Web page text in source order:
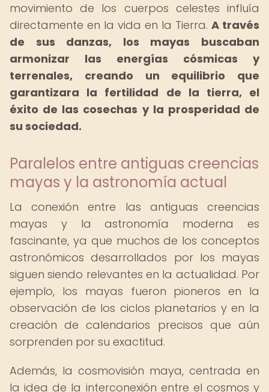
movimiento de los cuerpos celestes influía
directamente en la vida en la Tierra. A través
de sus danzas, los mayas buscaban
armonizar las energías cósmicas y
terrenales, creando un equilibrio que
garantizara la fertilidad de la tierra, el
éxito de las cosechas y la prosperidad de
su sociedad.
Paralelos entre antiguas creencias
mayas y la astronomía actual
La conexión entre las antiguas creencias
mayas y la astronomía moderna es
fascinante, ya que muchos de los conceptos
astronómicos desarrollados por los mayas
siguen siendo relevantes en la actualidad. Por
ejemplo, los mayas fueron pioneros en la
observación de los ciclos planetarios y en la
creación de calendarios precisos que aún
sorprenden por su exactitud.
Además, la cosmovisión maya, centrada en
la idea de la interconexión entre el cosmos y